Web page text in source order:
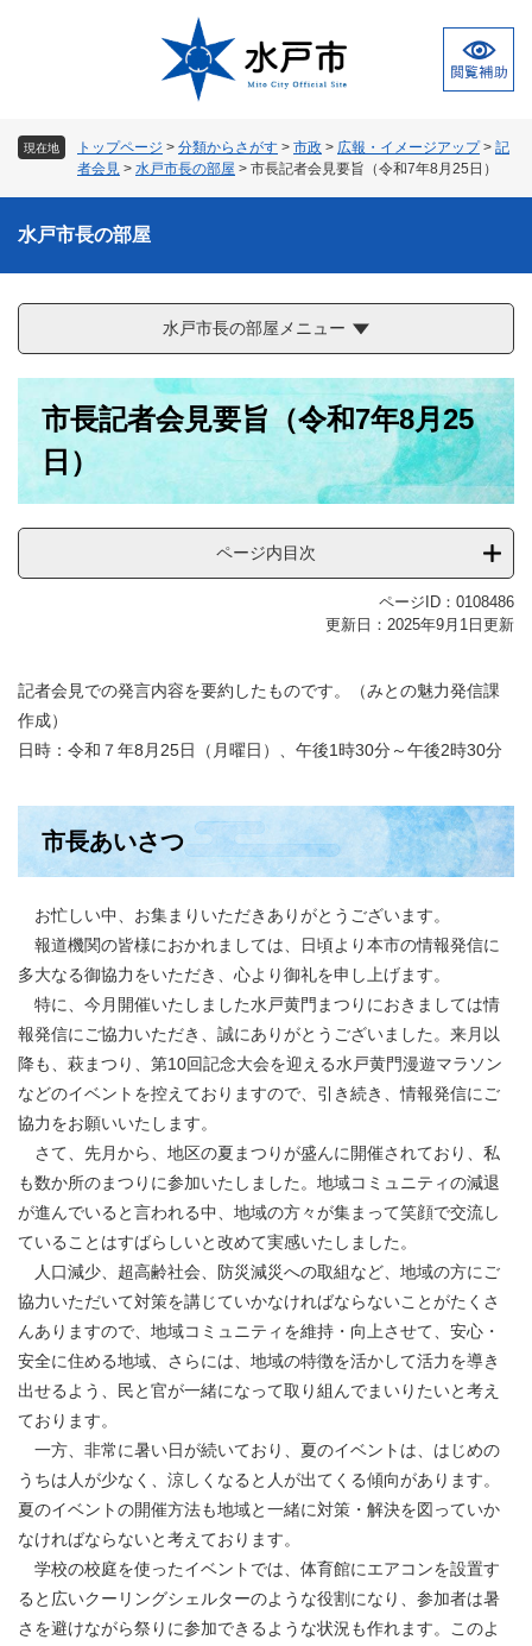
現在地 トップページ > 分類からさがす > 市政 > 広報・イメージアップ > 記
者会見 > 水戸市長の部屋 > 市長記者会見要旨（令和7年8月25日）
水戸市長の部屋
水戸市長の部屋メニュー
市長記者会見要旨（令和7年8月25
日）
ページ内目次
ページID：0108486
更新日：2025年9月1日更新
記者会見での発言内容を要約したものです。（みとの魅力発信課
作成）
日時：令和７年8月25日（月曜日）、午後1時30分～午後2時30分
市長あいさつ
お忙しい中、お集まりいただきありがとうございます。
報道機関の皆様におかれましては、日頃より本市の情報発信に
多大なる御協力をいただき、心より御礼を申し上げます。
特に、今月開催いたしました水戸黄門まつりにおきましては情
報発信にご協力いただき、誠にありがとうございました。来月以
降も、萩まつり、第10回記念大会を迎える水戸黄門漫遊マラソン
などのイベントを控えておりますので、引き続き、情報発信にご
協力をお願いいたします。
さて、先月から、地区の夏まつりが盛んに開催されており、私
も数か所のまつりに参加いたしました。地域コミュニティの減退
が進んでいると言われる中、地域の方々が集まって笑顔で交流し
ていることはすばらしいと改めて実感いたしました。
人口減少、超高齢社会、防災減災への取組など、地域の方にご
協力いただいて対策を講じていかなければならないことがたくさ
んありますので、地域コミュニティを維持・向上させて、安心・
安全に住める地域、さらには、地域の特徴を活かして活力を導き
出せるよう、民と官が一緒になって取り組んでまいりたいと考え
ております。
一方、非常に暑い日が続いており、夏のイベントは、はじめの
うちは人が少なく、涼しくなると人が出てくる傾向があります。
夏のイベントの開催方法も地域と一緒に対策・解決を図っていか
なければならないと考えております。
学校の校庭を使ったイベントでは、体育館にエアコンを設置す
ると広いクーリングシェルターのような役割になり、参加者は暑
さを避けながら祭りに参加できるような状況も作れます。このよ